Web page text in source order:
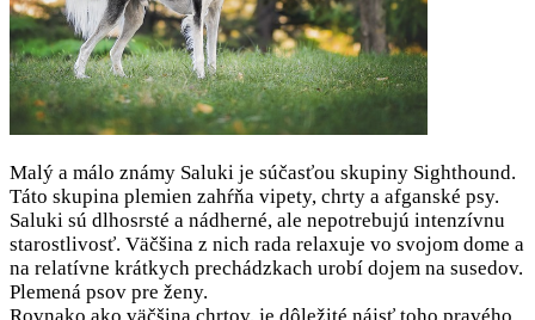
Malý a málo známy Saluki je súčasťou skupiny Sighthound.
Táto skupina plemien zahŕňa vipety, chrty a afganské psy.
Saluki sú dlhosrsté a nádherné, ale nepotrebujú intenzívnu
starostlivosť. Väčšina z nich rada relaxuje vo svojom dome a
na relatívne krátkych prechádzkach urobí dojem na susedov.
Plemená psov pre ženy.